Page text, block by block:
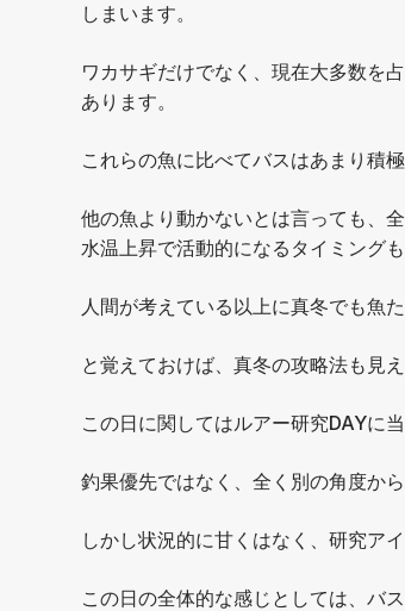
しまいます。
ワカサギだけでなく、現在大多数を
あります。
これらの魚に比べてバスはあまり積
他の魚より動かないとは言っても、
水温上昇で活動的になるタイミング
人間が考えている以上に真冬でも魚
と覚えておけば、真冬の攻略法も見え
この日に関してはルアー研究DAYに当
釣果優先ではなく、全く別の角度か
しかし状況的に甘くはなく、研究ア
この日の全体的な感じとしては、バ